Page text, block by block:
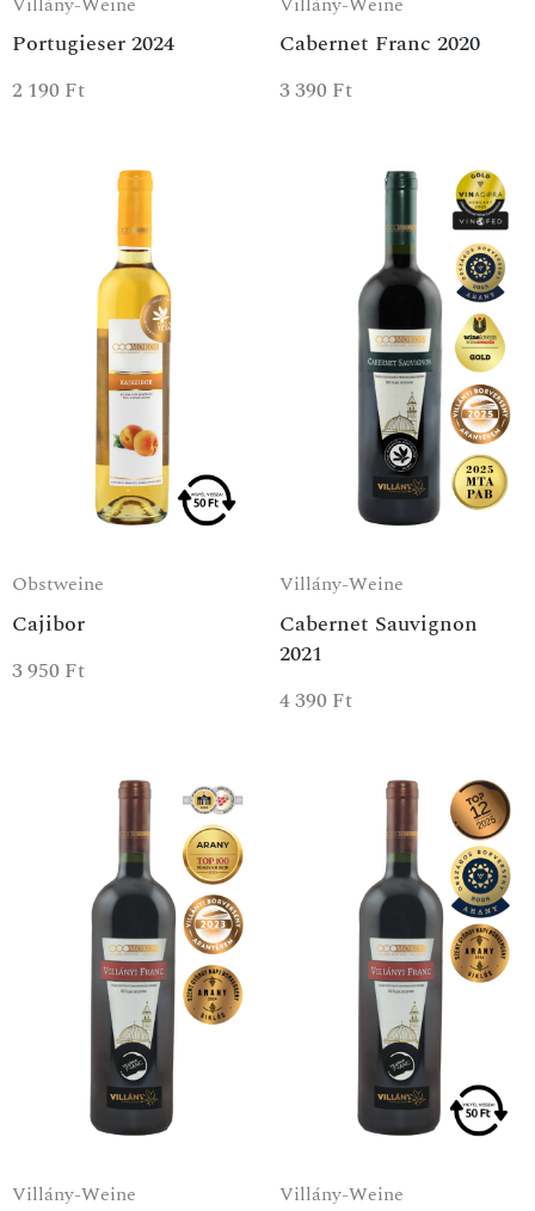
Portugieser 2024
2 190 Ft
Cabernet Franc 2020
3 390 Ft
Obstweine
Cajibor
3 950 Ft
Villány-Weine
Cabernet Sauvignon
2021
4 390 Ft
Villány-Weine Villány-Weine